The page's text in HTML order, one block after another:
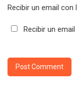
Recibir un email
Recibir un